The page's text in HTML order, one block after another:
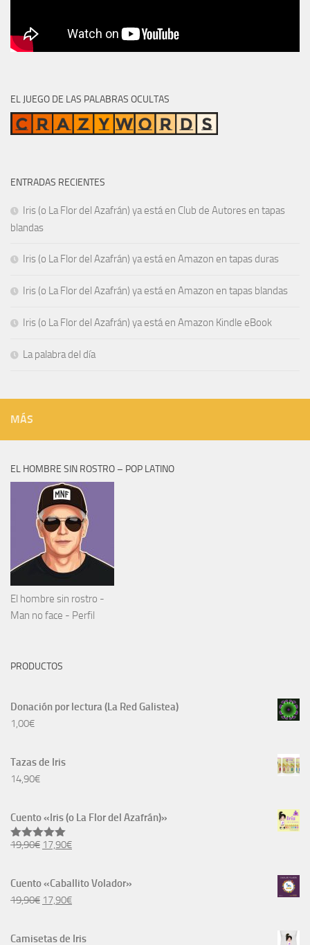
EL JUEGO DE LAS PALABRAS OCULTAS
ENTRADAS RECIENTES
Iris (o La Flor del Azafrán) ya está en Club de Autores en tapas
blandas
Iris (o La Flor del Azafrán) ya está en Amazon en tapas duras
Iris (o La Flor del Azafrán) ya está en Amazon en tapas blandas
Iris (o La Flor del Azafrán) ya está en Amazon Kindle eBook
La palabra del día
MÁS
EL HOMBRE SIN ROSTRO – POP LATINO
El hombre sin rostro -
Man no face - Perfil
PRODUCTOS
Donación por lectura (La Red Galistea)
1,00€
Tazas de Iris
14,90€
Cuento «Iris (o La Flor del Azafrán)»
Valorado
19,90€ El
original
era:
17,90€El
actual
es:
Cuento «Caballito Volador»
19,90€ El
original
17,90€El
actual
Camisetas de Iris